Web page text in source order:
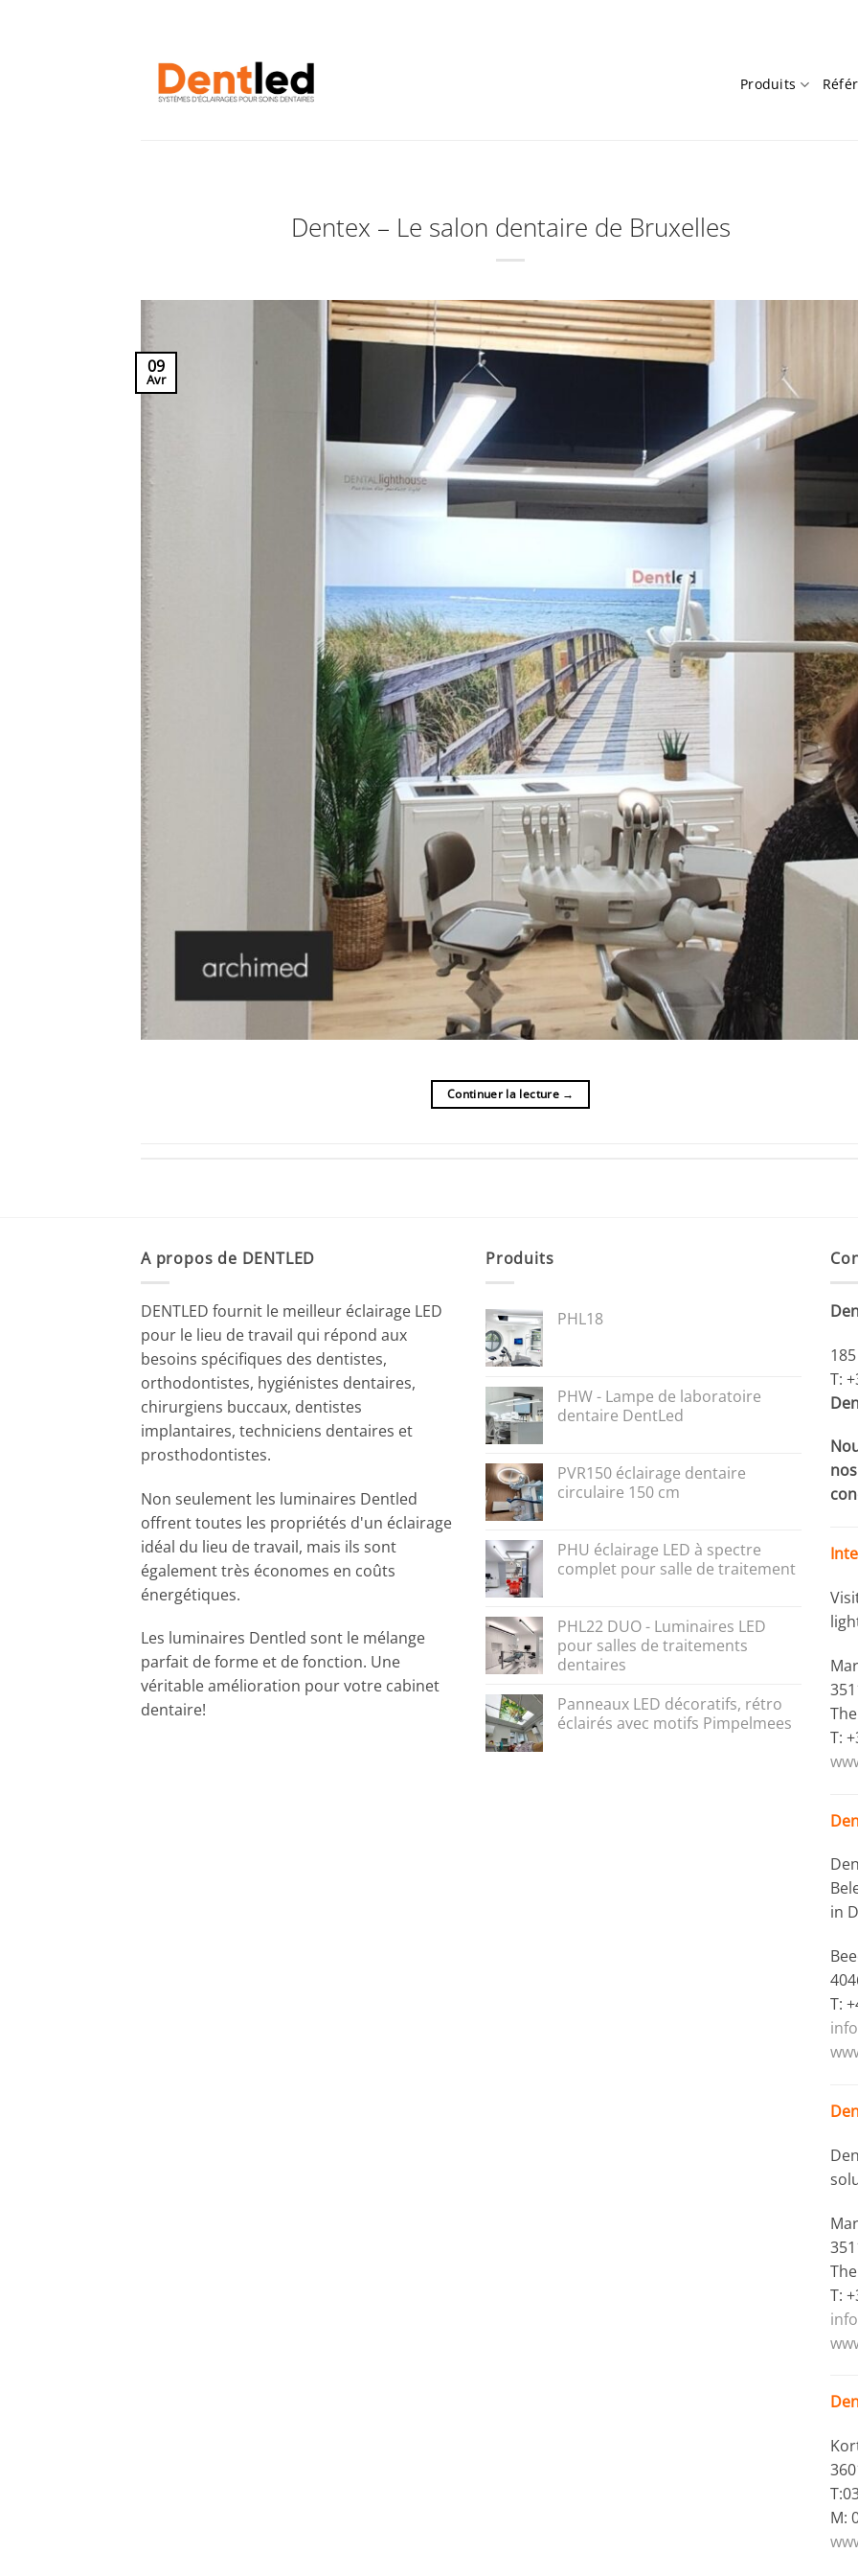
Produits
Dentex – Le salon dentaire de Bruxelles
09
Avr
Continuer la lecture →
A propos de DENTLED
DENTLED fournit le meilleur éclairage LED
pour le lieu de travail qui répond aux
besoins spécifiques des dentistes,
orthodontistes, hygiénistes dentaires,
chirurgiens buccaux, dentistes
implantaires, techniciens dentaires et
prosthodontistes.
Non seulement les luminaires Dentled
offrent toutes les propriétés d'un éclairage
idéal du lieu de travail, mais ils sont
également très économes en coûts
énergétiques.
Les luminaires Dentled sont le mélange
parfait de forme et de fonction. Une
véritable amélioration pour votre cabinet
dentaire!
Produits
PHL18
PHW - Lampe de laboratoire
dentaire DentLed
PVR150 éclairage dentaire
circulaire 150 cm
PHU éclairage LED à spectre
complet pour salle de traitement
PHL22 DUO - Luminaires LED
pour salles de traitements
dentaires
Panneaux LED décoratifs, rétro
éclairés avec motifs Pimpelmees
T:
T:
in
T:
T:
M: